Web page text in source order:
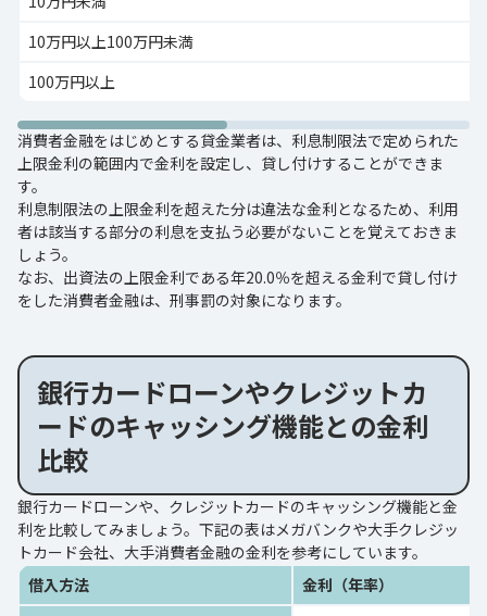
10万円以上100万円未満
100万円以上
消費者金融をはじめとする貸金業者は、利息制限法で定められた
上限金利の範囲内で金利を設定し、貸し付けすることができま
す。
利息制限法の上限金利を超えた分は違法な金利となるため、利用
者は該当する部分の利息を支払う必要がないことを覚えておきま
しょう。
なお、出資法の上限金利である年20.0％を超える金利で貸し付け
をした消費者金融は、刑事罰の対象になります。
銀行カードローンやクレジットカ
ードのキャッシング機能との金利
比較
銀行カードローンや、クレジットカードのキャッシング機能と金
利を比較してみましょう。下記の表はメガバンクや大手クレジッ
トカード会社、大手消費者金融の金利を参考にしています。
借入方法
金利（年率）